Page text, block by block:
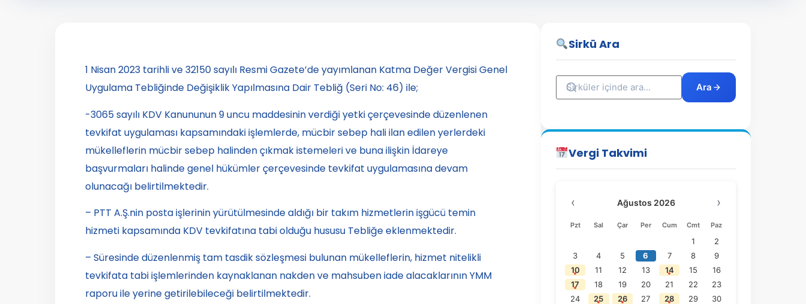
1 Nisan 2023 tarihli ve 32150 sayılı Resmi Gazete’de yayımlanan Katma Değer Vergisi Genel
Uygulama Tebliğinde Değişiklik Yapılmasına Dair Tebliğ (Seri No: 46) ile;
-3065 sayılı KDV Kanununun 9 uncu maddesinin verdiği yetki çerçevesinde düzenlenen
tevkifat uygulaması kapsamındaki işlemlerde, mücbir sebep hali ilan edilen yerlerdeki
mükelleflerin mücbir sebep halinden çıkmak istemeleri ve buna ilişkin İdareye
başvurmaları halinde genel hükümler çerçevesinde tevkifat uygulamasına devam
olunacağı belirtilmektedir.
– PTT A.Ş.nin posta işlerinin yürütülmesinde aldığı bir takım hizmetlerin işgücü temin
hizmeti kapsamında KDV tevkifatına tabi olduğu hususu Tebliğe eklenmektedir.
– Süresinde düzenlenmiş tam tasdik sözleşmesi bulunan mükelleflerin, hizmet nitelikli
tevkifata tabi işlemlerinden kaynaklanan nakden ve mahsuben iade alacaklarının YMM
raporu ile yerine getirilebileceği belirtilmektedir.
Sirkü Ara
Ara
Vergi Takvimi
‹ Ağustos 2026 ›
Pzt Sal Çar Per Cum Cmt Paz
1
2
3
4 5 6 7 8
9
10
11 12 13 14 15
16
17
18 19 20 21 22
23
24
25 26 27 28 29
30